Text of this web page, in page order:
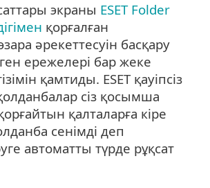
экраны ESET Folder
қорғалған
әрекеттесуін басқару
ережелері бар жеке
қамтиды. ESET қауіпсіз
сіз қосымша
қалталарға кіре
сенімді деп
автоматты түрде рұқсат